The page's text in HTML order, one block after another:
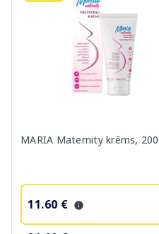
MARIA Maternity krēms,
11.60 €